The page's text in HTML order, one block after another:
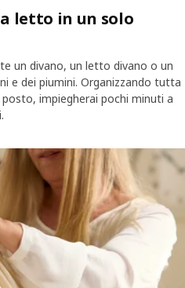
letto in un solo
un divano, un letto divano o un
e dei piumini. Organizzando tutta
impiegherai pochi minuti a